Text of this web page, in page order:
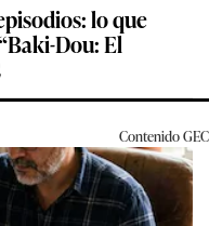
lo que
Dou: El
ContenidoGEC